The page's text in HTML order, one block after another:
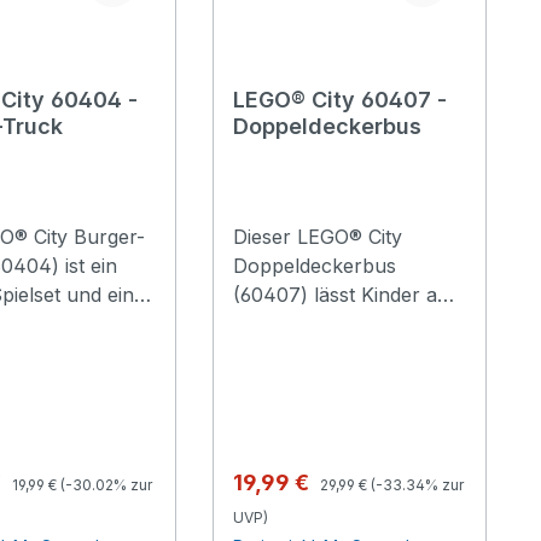
City 60404 -
City Burger-
ist ein
und eine
Burger. Der
vom Truck
werden. Im
Regulärer Preis:
19,99 € (-30.02% zur
LEGO® City 60407 -
Doppeldeckerbus
Dieser LEGO® City
Doppeldeckerbus
(60407) lässt Kinder ab
wartende Fahrgäste
mitnehmen und ins
untere Deck oder aufs
Verkaufspreis:
19,99 € Regulärer Preis:
29,99 € (-33.34% zur
UVP)